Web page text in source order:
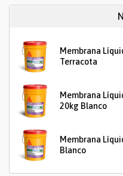
Membrana
Terracota
Membrana
20kg Blanco
Membrana
Blanco